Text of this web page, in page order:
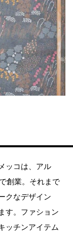
ッコは、アル
創業。それまで
クなデザイン
す。ファション
ッチンアイテム